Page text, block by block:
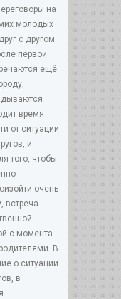
на
молодых
с другом
первой
ещё
время
от ситуации
и
того, чтобы
очень
встреча
с момента
В
о ситуации
в